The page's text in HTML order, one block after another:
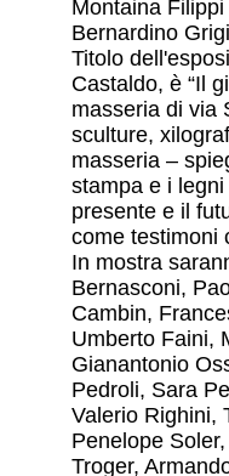
Montaina
Bernardino
Titolo
Castaldo, è “Il
masseria di via
sculture,
masseria –
stampa e i
presente e il
come testimoni
In mostra
Bernasconi,
Cambin,
Umberto Faini,
Gianantonio
Pedroli, Sara
Valerio Righini,
Penelope
Troger,